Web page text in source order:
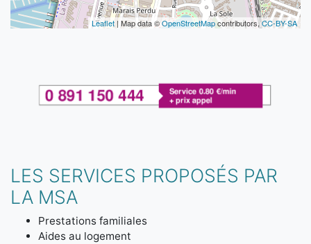
Leaflet | Map data ©OpenStreetMapcontributors,CC-BY-SA
LES SERVICES PROPOSÉS PAR
LA MSA
Prestations familiales
Aides au logement